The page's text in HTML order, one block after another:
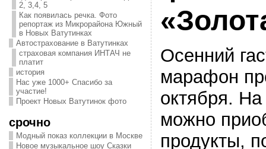
2, 3,4, 5
Как появилась речка. Фото
репортаж из Микрорайона Южный
в Новых Ватутинках
Автострахование в Ватутинках
страховая компания ИНТАЧ не
платит
история
Нас уже 1000+ Спасибо за
участие!
Проект Новых Ватутинок фото
срочно
Модный показ коллекции в Москве
Новое музыкальное шоу Сказки
Осенний
марафон
октября.
можно
продукты,